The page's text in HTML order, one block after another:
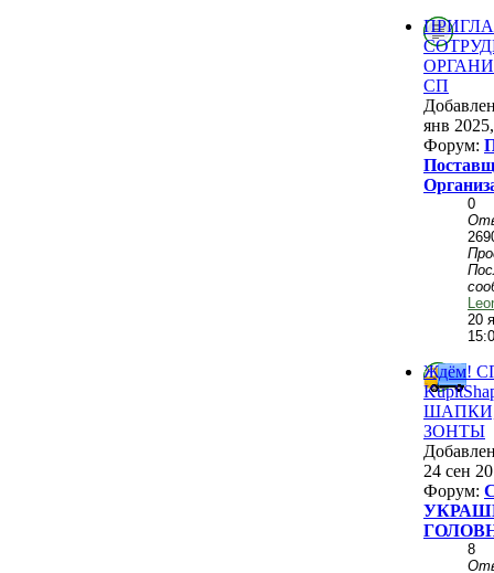
СП
янв
Форум:
0
20
Ждём!
ШАПКИ,
ЗОНТЫ
24 сен
Форум:
8